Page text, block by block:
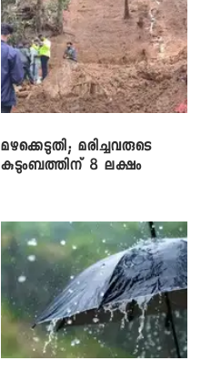
മഴക്കെടുതി; മരിച്ചവരുടെ
കുടുംബത്തിന് 8 ലക്ഷം